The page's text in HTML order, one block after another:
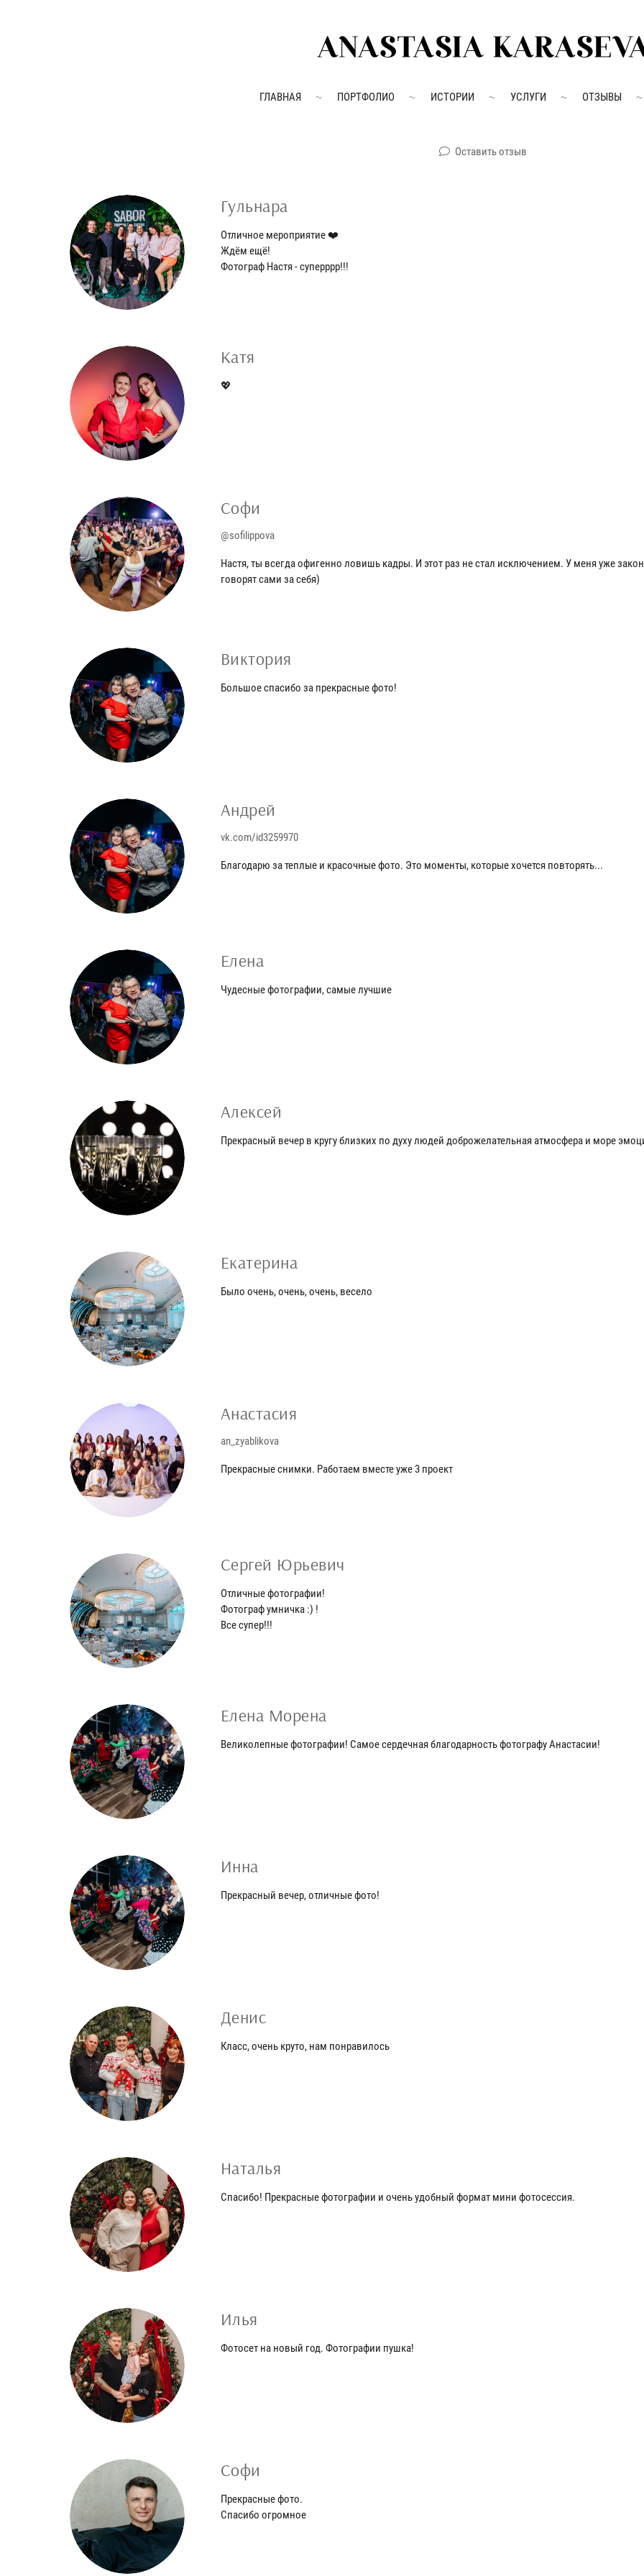
ГЛАВНАЯ ПОРТФОЛИО ИСТОРИИ УСЛУГИ ОТЗЫВЫ
Оставить отзыв
Гульнара
Отличное мероприятие ❤️
Ждём ещё!
Фотограф Настя - суперррр!!!
Катя
💖
Софи
@sofilippova
Настя, ты всегда офигенно ловишь кадры. И этот раз не стал исключением. У меня уже
говорят сами за себя)
Виктория
Большое спасибо за прекрасные фото!
Андрей
vk.com/id3259970
Благодарю за теплые и красочные фото. Это моменты, которые хочется повторять...
Елена
Чудесные фотографии, самые лучшие
Алексей
Прекрасный вечер в кругу близких по духу людей доброжелательная атмосфера и море
Екатерина
Было очень, очень, очень, весело
Анастасия
an_zyablikova
Прекрасные снимки. Работаем вместе уже 3 проект
Сергей Юрьевич
Отличные фотографии!
Фотограф умничка :) !
Все супер!!!
Елена Морена
Великолепные фотографии! Самое сердечная благодарность фотографу Анастасии!
Инна
Прекрасный вечер, отличные фото!
Денис
Класс, очень круто, нам понравилось
Наталья
Спасибо! Прекрасные фотографии и очень удобный формат мини фотосессия.
Илья
Фотосет на новый год. Фотографии пушка!
Софи
Прекрасные фото.
Спасибо огромное